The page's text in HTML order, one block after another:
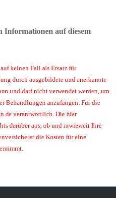
Informationen auf diesem
keinen Fall als Ersatz für
durch ausgebildete und anerkannte
und darf nicht verwendet werden, um
Behandlungen anzufangen. Für die
verantwortlich. Die hier
darüber aus, ob und inwieweit Ihre
die Kosten für eine